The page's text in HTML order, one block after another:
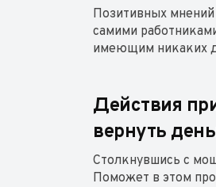
Позитивных
самими
имеющим никаких
Действия
вернуть
Столкнувшись с
Поможет в этом